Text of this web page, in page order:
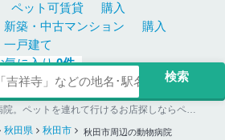
ペット可賃貸
購入
新築・中古マンション
購入
一戸建て
気に入り0件
秋田県秋田市周辺の動物病院。ペットを連れて行けるお店探しならペットホームウェブ
秋田県 秋田市 秋田市周辺の動物病院